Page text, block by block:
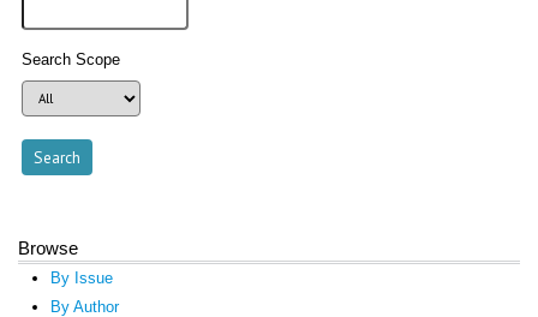
Search Scope
Browse
By Issue
By Author